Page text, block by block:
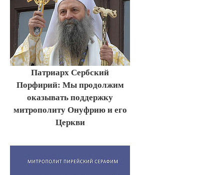
Патриарх Сербский
Порфирий: Мы продолжим
оказывать поддержку
митрополиту Онуфрию и его
Церкви